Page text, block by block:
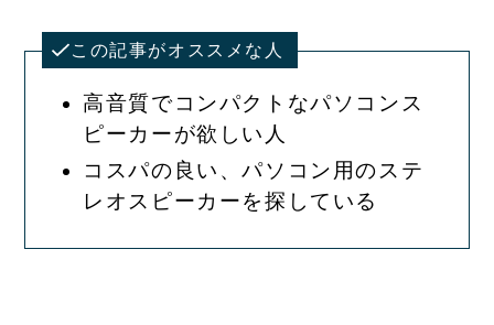
この記事がオススメな人
高音質でコンパクトなパソコンス
ピーカーが欲しい人
コスパの良い、パソコン用のステ
レオスピーカーを探している